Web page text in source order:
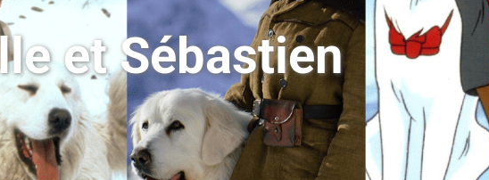
et Sébastien